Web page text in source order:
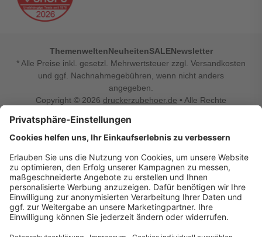
ThemenweltenNeuheitenSALENewsletter
* Alle Preise inkl. gesetzl. Mehrwertsteuer zzgl. Versandkosten
und ggf. Nachnahmegebühren, wenn nicht anders
angegeben.
Copyright © 2026 druckerzubehoer.de • Alle Rechte
Vertrag widerrufen
Druckerzubehoer.de – preiswerte Qualität für Ihr Office
Sie sind auf der Suche nach dem passenden Druckerzubehör
oder Zubehör für das Büro, den Computer oder Ihr
Smartphone? Dann sind Sie bei Druckerzubehoer.de genau
richtig! Unser breites Sortiment bietet unter anderem Tinte
und Toner für alle gängigen Druckermodelle – großer sowie
kleiner Hersteller. Zugleich sind wir Ihr Online Fachhandel für